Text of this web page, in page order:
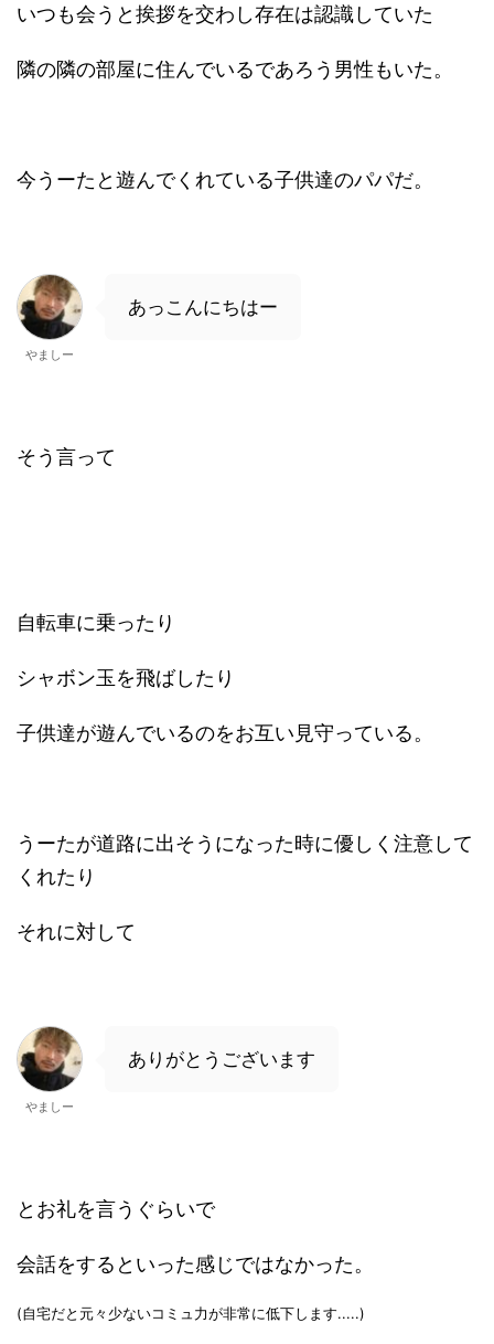
いつも会うと挨拶を交わし存在は認識していた
隣の隣の部屋に住んでいるであろう男性もいた。
今うーたと遊んでくれている子供達のパパだ。
やましー
あっこんにちはー
そう言って
自転車に乗ったり
シャボン玉を飛ばしたり
子供達が遊んでいるのをお互い見守っている。
うーたが道路に出そうになった時に優しく注意して
くれたり
それに対して
やましー
ありがとうございます
とお礼を言うぐらいで
会話をするといった感じではなかった。
(自宅だと元々少ないコミュ力が非常に低下します.....)